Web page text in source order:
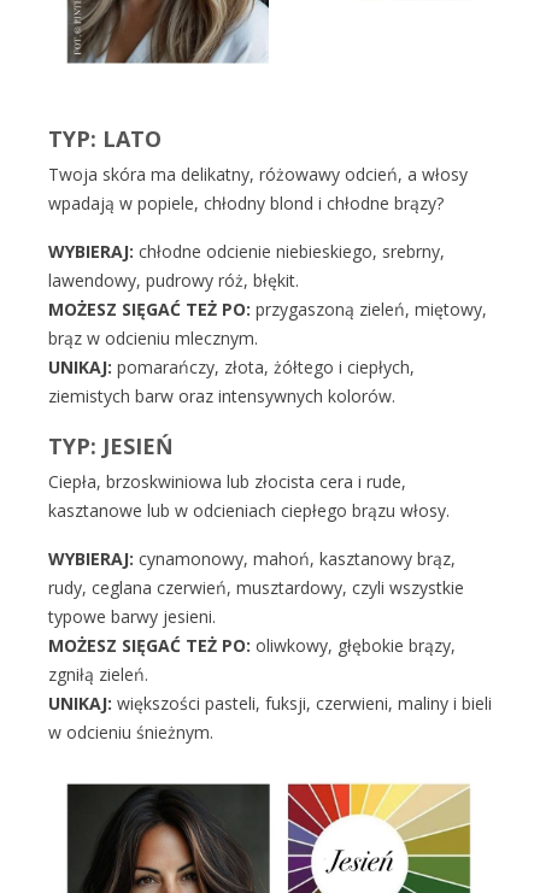
TYP: LATO
Twoja skóra ma delikatny, różowawy odcień, a włosy
wpadają w popiele, chłodny blond i chłodne brązy?
WYBIERAJ: chłodne odcienie niebieskiego, srebrny,
lawendowy, pudrowy róż, błękit.
MOŻESZ SIĘGAĆ TEŻ PO: przygaszoną zieleń, miętowy,
brąz w odcieniu mlecznym.
UNIKAJ: pomarańczy, złota, żółtego i ciepłych,
ziemistych barw oraz intensywnych kolorów.
TYP: JESIEŃ
Ciepła, brzoskwiniowa lub złocista cera i rude,
kasztanowe lub w odcieniach ciepłego brązu włosy.
WYBIERAJ: cynamonowy, mahoń, kasztanowy brąz,
rudy, ceglana czerwień, musztardowy, czyli wszystkie
typowe barwy jesieni.
MOŻESZ SIĘGAĆ TEŻ PO: oliwkowy, głębokie brązy,
zgniłą zieleń.
UNIKAJ: większości pasteli, fuksji, czerwieni, maliny i bieli
w odcieniu śnieżnym.